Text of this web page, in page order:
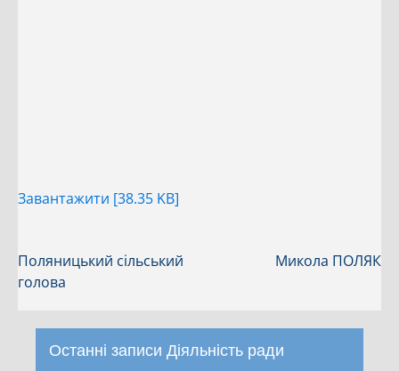
Завантажити [38.35 KB]
Поляницький сільський
голова
Микола ПОЛЯК
Останні записи Діяльність ради